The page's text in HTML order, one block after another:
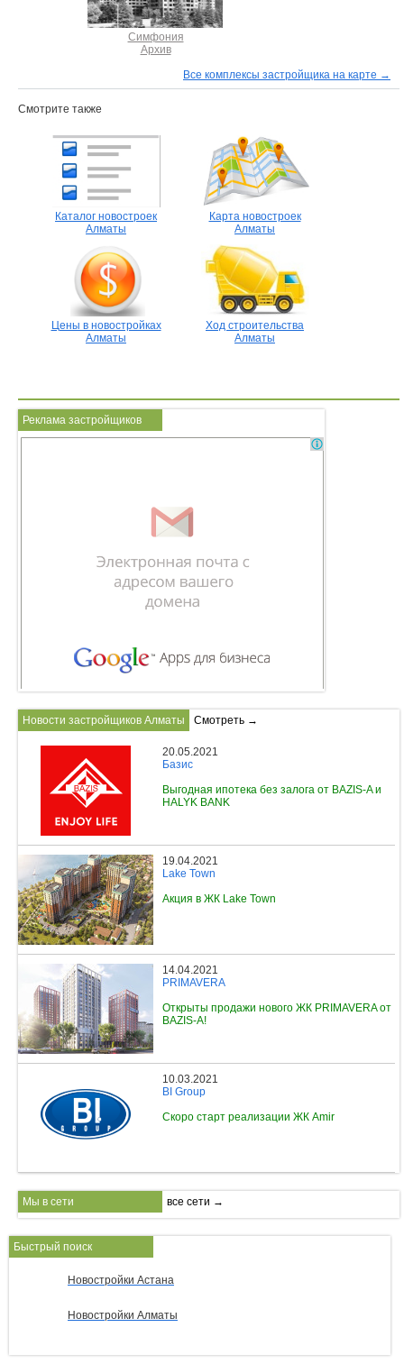
Симфония
Архив
Все комплексы застройщика на карте →
Смотрите также
Каталог новостроек
Алматы
Карта новостроек
Алматы
Цены в новостройках
Алматы
Ход строительства
Алматы
Реклама застройщиков
Новости застройщиков Алматы Смотреть →
20.05.2021
Базис
Выгодная ипотека без залога от BAZIS-A и
HALYK BANK
19.04.2021
Lake Town
Акция в ЖК Lake Town
14.04.2021
PRIMAVERA
Открыты продажи нового ЖК PRIMAVERA от
BAZIS-A!
10.03.2021
BI Group
Скоро старт реализации ЖК Amir
Мы в сети все сети →
Быстрый поиск
Новостройки Астана
Новостройки Алматы